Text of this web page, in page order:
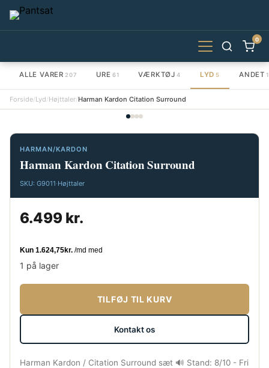
0
ALLE VARER 207 URE 61 VÆRKTØJ 4 LYD 5 ANDET 1
Forside/Lyd/Højttaler/Harman Kardon Citation Surround
HARMAN/KARDON
Harman Kardon Citation Surround
SKU: G9011·Højttaler
6.499 kr.
1 på lager
TILFØJ TIL KURV
Kontakt os
Harman Kardon / Citation Surround sæt 🔊 Stand: 8/10 - Fri